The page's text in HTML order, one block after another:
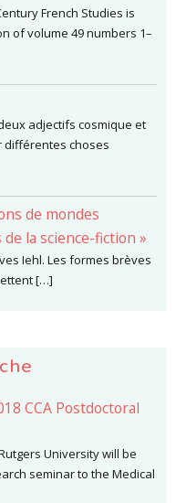
French Studies is
of volume 49 numbers 1–
adjectifs cosmique et
différentes choses
de mondes
la science-fiction »
Iehl. Les formes brèves
[…]
CCA Postdoctoral
University will be
seminar to the Medical